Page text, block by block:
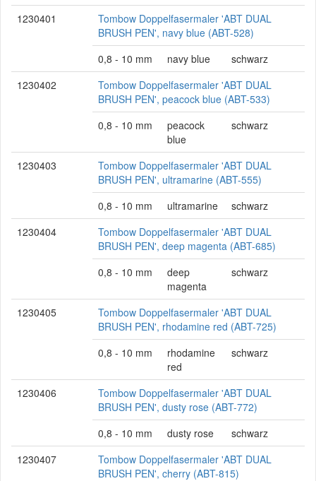
1230401
Tombow Doppelfasermaler 'ABT DUAL
BRUSH PEN', navy blue (ABT-528)
0,8 - 10 mm
navy blue
schwarz
1230402
Tombow Doppelfasermaler 'ABT DUAL
BRUSH PEN', peacock blue (ABT-533)
0,8 - 10 mm
peacock
blue
schwarz
1230403
Tombow Doppelfasermaler 'ABT DUAL
BRUSH PEN', ultramarine (ABT-555)
0,8 - 10 mm
ultramarine
schwarz
1230404
Tombow Doppelfasermaler 'ABT DUAL
BRUSH PEN', deep magenta (ABT-685)
0,8 - 10 mm
deep
magenta
schwarz
1230405
Tombow Doppelfasermaler 'ABT DUAL
BRUSH PEN', rhodamine red (ABT-725)
0,8 - 10 mm
rhodamine
red
schwarz
1230406
Tombow Doppelfasermaler 'ABT DUAL
BRUSH PEN', dusty rose (ABT-772)
0,8 - 10 mm
dusty rose
schwarz
1230407
Tombow Doppelfasermaler 'ABT DUAL
BRUSH PEN', cherry (ABT-815)